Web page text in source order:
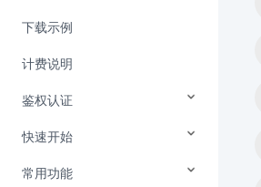
下载示例
计费说明
鉴权认证
快速开始
常用功能